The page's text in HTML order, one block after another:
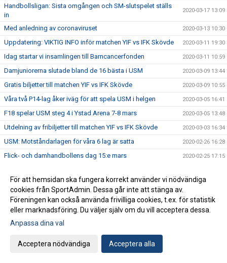
Handbollsligan: Sista omgången och SM-slutspelet ställs
in
2020-03-17 13:09
Med anledning av coronaviruset 2020-03-13 10:30
Uppdatering: VIKTIG INFO inför matchen YIF vs IFK Skövde 2020-03-11 19:30
Idag startar vi insamlingen till Barncancerfonden 2020-03-11 10:59
Damjuniorerna slutade bland de 16 bästa i USM 2020-03-09 13:44
Gratis biljetter till matchen YIF vs IFK Skövde 2020-03-09 10:55
Våra två P14-lag åker iväg för att spela USM i helgen 2020-03-05 16:41
F18 spelar USM steg 4 i Ystad Arena 7-8 mars 2020-03-05 13:48
Utdelning av fribiljetter till matchen YIF vs IFK Skövde 2020-03-03 16:34
USM: Motståndarlagen för våra 6 lag är satta 2020-02-26 16:28
Flick- och damhandbollens dag 15:e mars 2020-02-25 17:15
Adam Wennerholm från YIF till HK Aranäs 2020-02-14 10:00
Fem killar kallade till SHF:s riksläger 2020-02-11 15:19
GAMEDAY! 2020-02-07 17:46
Herrjuniorerna det sjätte YIF-laget vidare till steg 4!
F14 vidare till steg 4 i USM!
YIF U Dam nära kvalplats till Division 2
För att hemsidan ska fungera korrekt använder vi nödvändiga
cookies från SportAdmin. Dessa går inte att stänga av.
Föreningen kan också använda frivilliga cookies, t.ex. för statistik
eller marknadsföring. Du väljer själv om du vill acceptera dessa.
Anpassa dina val
Acceptera nödvändiga Acceptera alla